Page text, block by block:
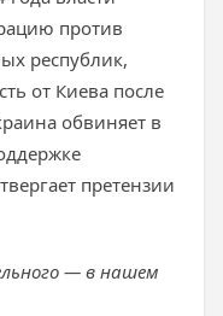
против
республик,
от Киева после
обвиняет в
претензии
— в нашем